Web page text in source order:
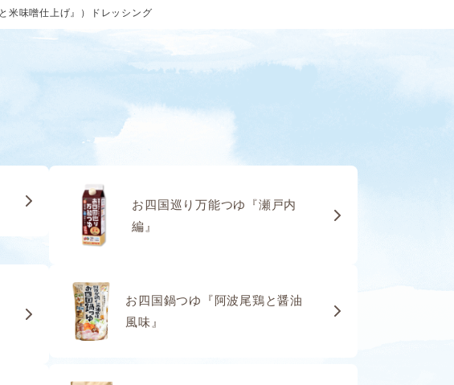
米味噌仕上げ』）ドレッシング
お四国巡り万能つゆ『瀬戸内
編』
お四国鍋つゆ『阿波尾鶏と醤油
風味』